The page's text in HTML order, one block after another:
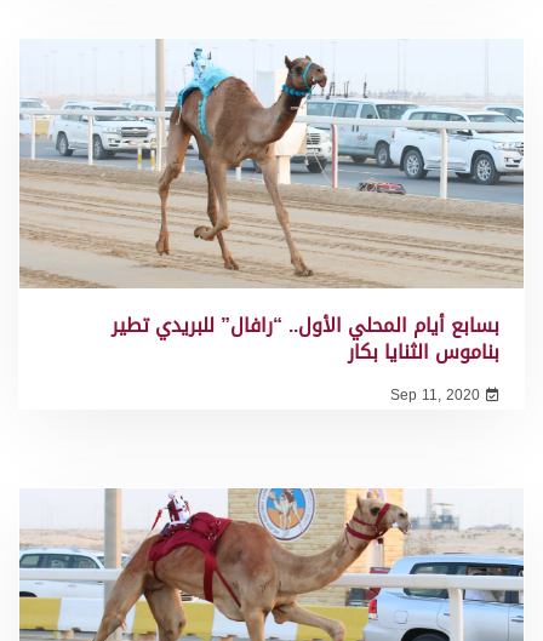
بسابع أيام المحلي الأول.. “رافال” للبريدي تطير
بناموس الثنايا بكار
Sep 11, 2020